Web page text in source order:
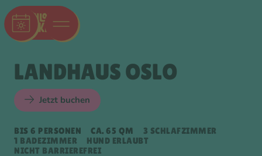
LANDHAUS OSLO
Jetzt buchen
BIS 6 PERSONEN CA. 65 QM
3 SCHLAFZIMMER
1 BADEZIMMER
HUND ERLAUBT
NICHT BARRIEREFREI